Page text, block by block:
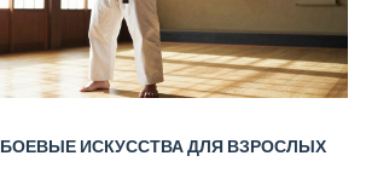
БОЕВЫЕ ИСКУССТВА ДЛЯ ВЗРОСЛЫХ